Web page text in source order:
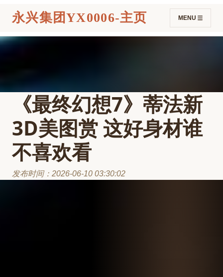
永兴集团YX0006-主页 MENU
《最终幻想7》蒂法新
3D美图赏 这好身材谁
不喜欢看
发布时间：2026-06-10 03:30:02